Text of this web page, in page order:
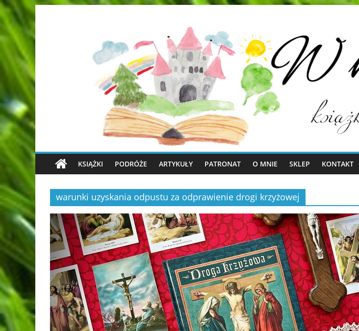
KSIĄŻKI PODRÓŻE ARTYKUŁY PATRONAT O MNIE SKLEP KONTAKT
warunki uzyskania odpustu za odprawienie drogi krzyżowej